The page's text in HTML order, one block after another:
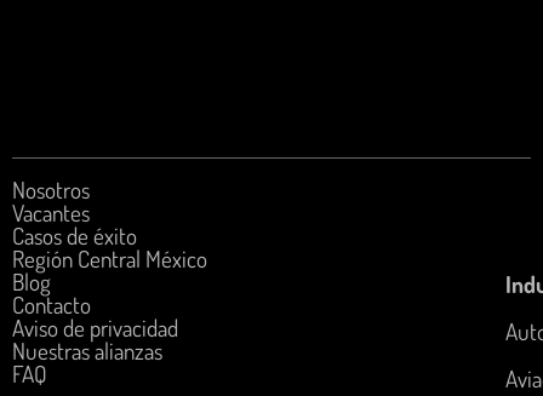
Nosotros
Vacantes
Casos de éxito
Región Central México
Blog
Contacto
Aviso de privacidad
Nuestras alianzas
FAQ